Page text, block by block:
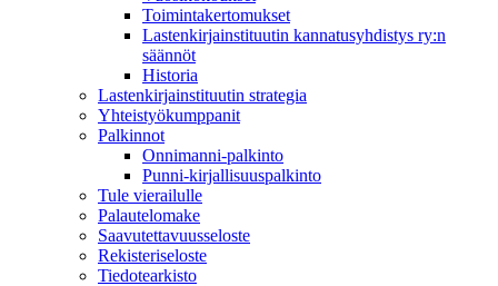
Toimintakertomukset
Lastenkirjainstituutin kannatusyhdistys ry:n
säännöt
Historia
Lastenkirjainstituutin strategia
Yhteistyökumppanit
Palkinnot
Onnimanni-palkinto
Punni-kirjallisuuspalkinto
Tule vierailulle
Palautelomake
Saavutettavuusseloste
Rekisteriseloste
Tiedotearkisto